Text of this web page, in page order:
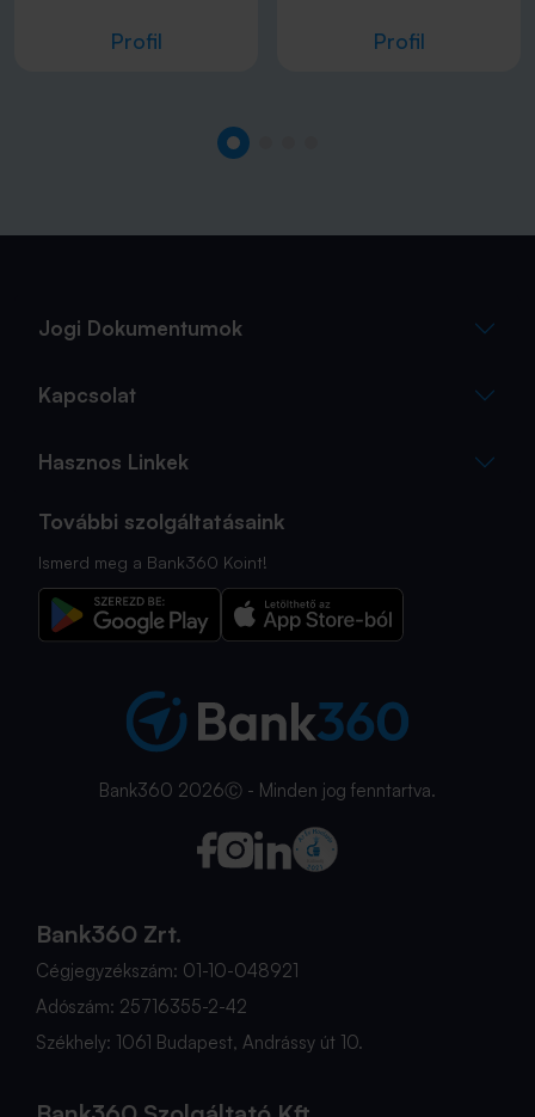
Profil Profil
Jogi Dokumentumok
Kapcsolat
Hasznos Linkek
További szolgáltatásaink
Ismerd meg a Bank360 Koint!
Bank360 2026Ⓒ - Minden jog fenntartva.
Bank360 Zrt.
Cégjegyzékszám: 01-10-048921
Adószám: 25716355-2-42
Székhely: 1061 Budapest, Andrássy út 10.